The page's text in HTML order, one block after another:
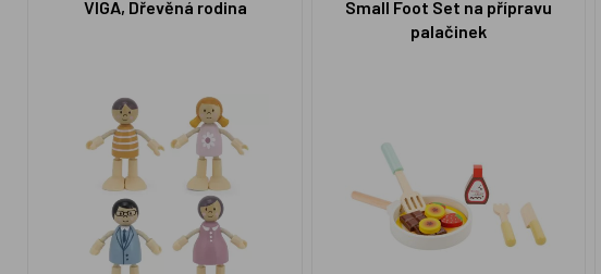
VIGA, Dřevěná rodina
Small Foot Set na přípravu
palačinek